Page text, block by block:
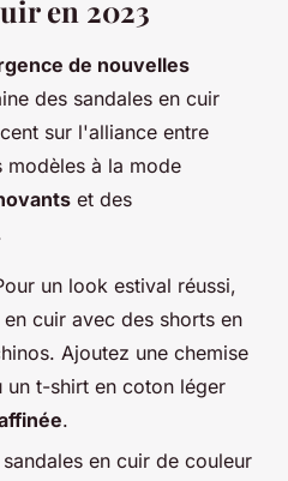
en 2023
de nouvelles
des sandales en cuir
sur l'alliance entre
modèles à la mode
et des
un look estival réussi,
cuir avec des shorts en
Ajoutez une chemise
un t-shirt en coton léger
.
en cuir de couleur